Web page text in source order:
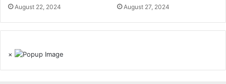
August 22, 2024 August 27, 2024
×